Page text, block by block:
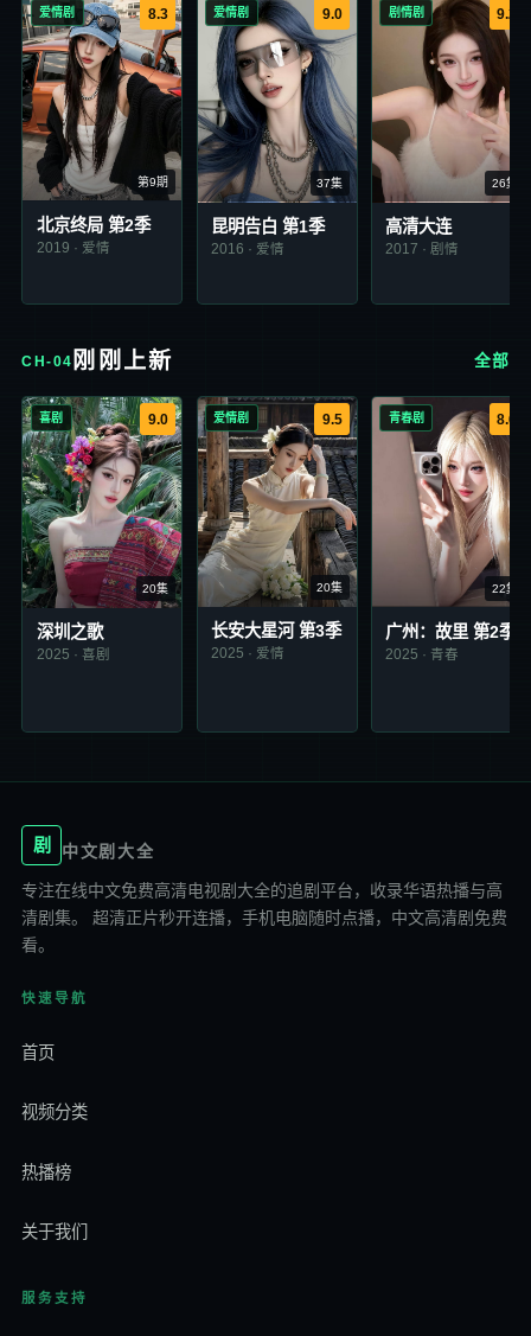
爱情剧 8.3
第9期
北京终局 第2季
2019 · 爱情
爱情剧 9.0
37集
昆明告白 第1季
2016 · 爱情
剧情剧 9.2
26集
高清大连
2017 · 剧情
CH-04 刚刚上新 全部
喜剧 9.0
20集
深圳之歌
2025 · 喜剧
爱情剧 9.5
20集
长安大星河 第3季
2025 · 爱情
青春剧 8.6
22集
广州：故里 第2季
2025 · 青春
剧 中文剧大全
专注在线中文免费高清电视剧大全的追剧平台，收录华语热播与高
清剧集。 超清正片秒开连播，手机电脑随时点播， 中文高清剧免费
看。
快速导航
首页
视频分类
热播榜
关于我们
服务支持